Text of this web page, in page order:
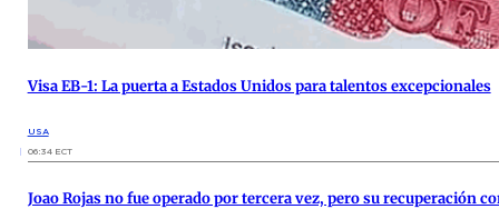
Visa EB-1: La puerta a Estados Unidos para talentos excepcionales
USA
06:34 ECT
Joao Rojas no fue operado por tercera vez, pero su recuperación